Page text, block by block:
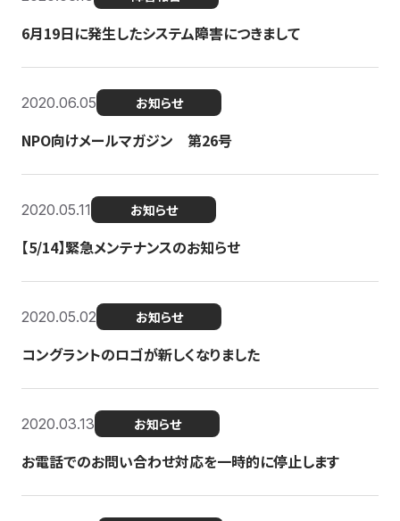
6月19日に発生したシステム障害につきまして
2020.06.05 お知らせ
NPO向けメールマガジン 第26号
2020.05.11 お知らせ
【5/14】緊急メンテナンスのお知らせ
2020.05.02 お知らせ
コングラントのロゴが新しくなりました
2020.03.13 お知らせ
お電話でのお問い合わせ対応を一時的に停止します